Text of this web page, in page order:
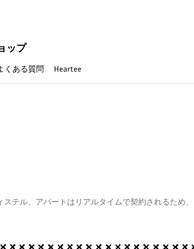
ップ
くある質問 Heartee
テル、アパートはリアルタイムで契約されるため